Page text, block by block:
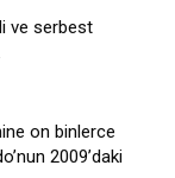
ve serbest
on binlerce
2009’daki